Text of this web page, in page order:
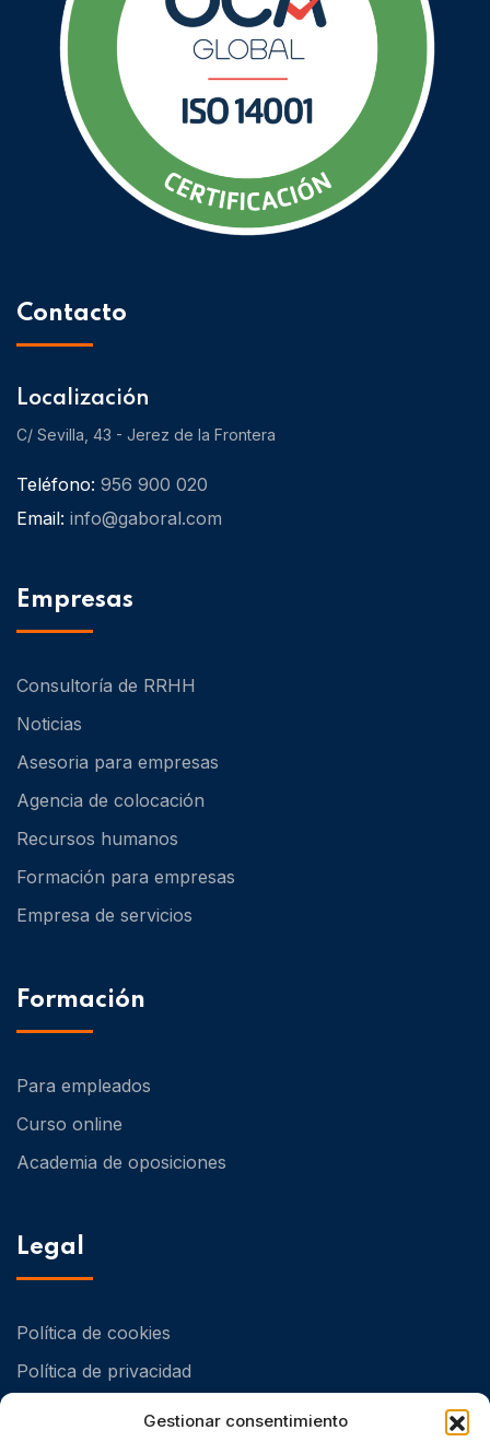
Gestionar consentimiento
Contacto
Localización
C/ Sevilla, 43 - Jerez de la Frontera
Teléfono: 956 900 020
Email: info@gaboral.com
Empresas
Consultoría de RRHH
Noticias
Asesoria para empresas
Agencia de colocación
Recursos humanos
Formación para empresas
Empresa de servicios
Formación
Para empleados
Curso online
Academia de oposiciones
Legal
Política de cookies
Política de privacidad